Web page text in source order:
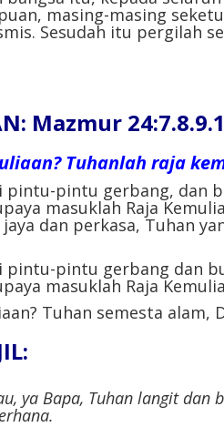
masing-masing
Sesudah itu pergilah
Mazmur
Tuhanlah raja
pintu-pintu gerbang, dan
masuklah Raja
dan perkasa, Tuhan
pintu-pintu gerbang dan
masuklah Raja
Tuhan semesta alam,
ya Bapa, Tuhan langit dan